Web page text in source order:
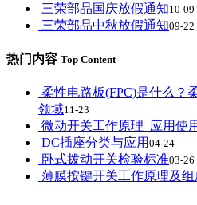
三荣部品国庆放假通知10-09
三荣部品中秋放假通知09-22
热门内容 Top Content
柔性电路板(FPC)是什么？
领域11-23
微动开关工作原理_应用使
DC插座分类与应用 04-24
卧式拨动开关检验标准03-26
薄膜按键开关工作原理及组